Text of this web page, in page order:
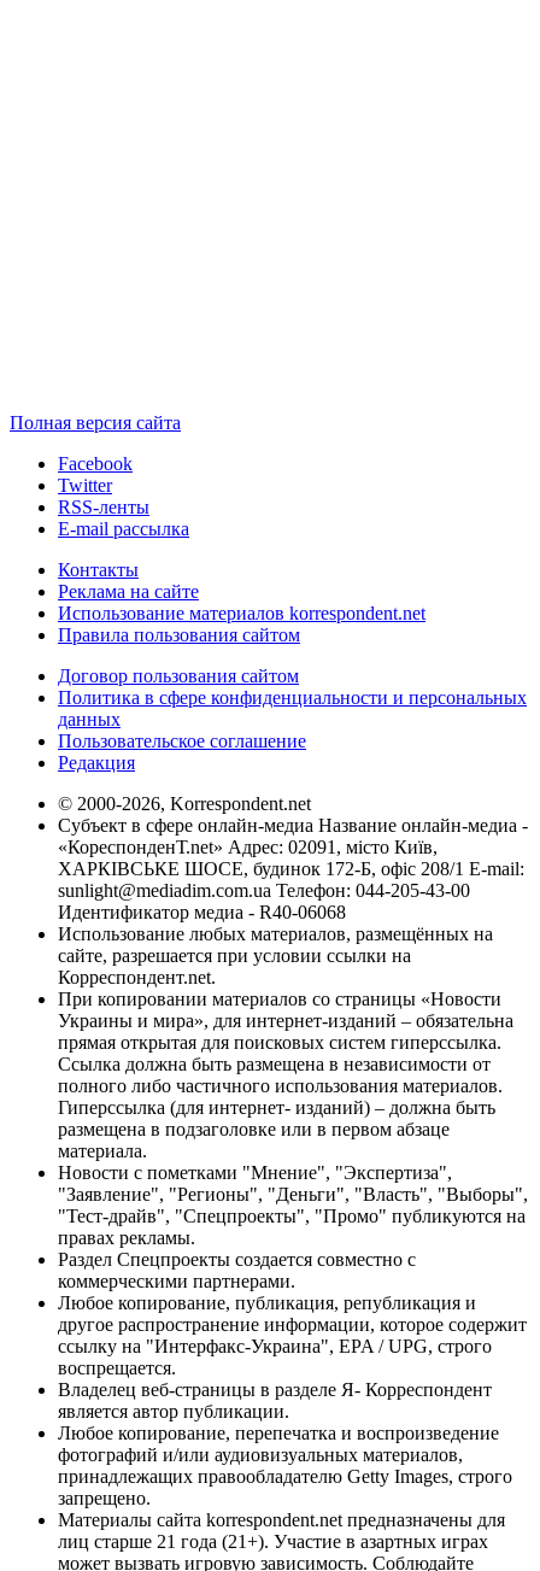
Полная версия сайта
Facebook
Twitter
RSS-ленты
E-mail рассылка
Контакты
Реклама на сайте
Использование материалов korrespondent.net
Правила пользования сайтом
Договор пользования сайтом
Политика в сфере конфиденциальности и персональных
данных
Пользовательское соглашение
Редакция
© 2000-2026, Korrespondent.net
Субъект в сфере онлайн-медиа Название онлайн-медиа -
«КореспонденТ.net» Адрес: 02091, місто Київ,
ХАРКІВСЬКЕ ШОСЕ, будинок 172-Б, офіс 208/1 E-mail:
sunlight@mediadim.com.ua Телефон: 044-205-43-00
Идентификатор медиа - R40-06068
Использование любых материалов, размещённых на
сайте, разрешается при условии ссылки на
Корреспондент.net.
При копировании материалов со страницы «Новости
Украины и мира», для интернет-изданий – обязательна
прямая открытая для поисковых систем гиперссылка.
Ссылка должна быть размещена в независимости от
полного либо частичного использования материалов.
Гиперссылка (для интернет- изданий) – должна быть
размещена в подзаголовке или в первом абзаце
материала.
Новости с пометками "Мнение", "Экспертиза",
"Заявление", "Регионы", "Деньги", "Власть", "Выборы",
"Тест-драйв", "Спецпроекты", "Промо" публикуются на
правах рекламы.
Раздел Спецпроекты создается совместно с
коммерческими партнерами.
Любое копирование, публикация, републикация и
другое распространение информации, которое содержит
ссылку на "Интерфакс-Украина", EPA / UPG, строго
воспрещается.
Владелец веб-страницы в разделе Я- Корреспондент
является автор публикации.
Любое копирование, перепечатка и воспроизведение
фотографий и/или аудиовизуальных материалов,
принадлежащих правообладателю Getty Images, строго
запрещено.
Материалы сайта korrespondent.net предназначены для
лиц старше 21 года (21+). Участие в азартных играх
может вызвать игровую зависимость. Соблюдайте